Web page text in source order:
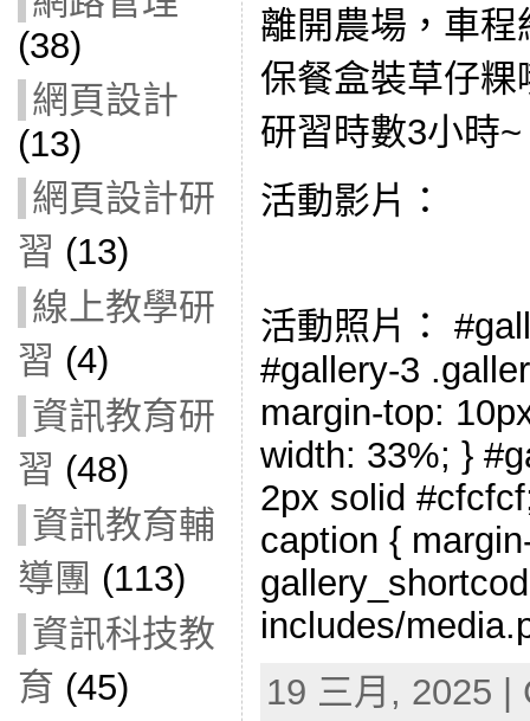
(38)
網頁設計
(13)
網頁設計研
習 (13)
線上教學研
習 (4)
資訊教育研
習 (48)
資訊教育輔
導團 (113)
資訊科技教
育 (45)
離開農場，車
保餐盒裝草仔
研習時數3小時~
活動影片：
活動照片：
#gallery-3
margin-top:
width: 33%; }
2px solid
caption {
includes/
19 三月, 2025